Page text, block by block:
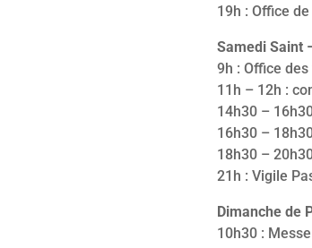
19h : Office
Samedi Saint
9h : Office
11h – 12h :
14h30 –
16h30 –
18h30 –
21h : Vigile
Dimanche de
10h30 :